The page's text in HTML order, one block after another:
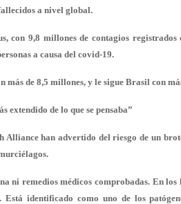
a nivel global.
con 9,8 millones de contagios
a causa del covid-19.
más de 8,5 millones, y le sigue Brasil con
de lo que se pensaba”
han advertido del riesgo de un
ni remedios médicos comprobadas. En
identificado como uno de los